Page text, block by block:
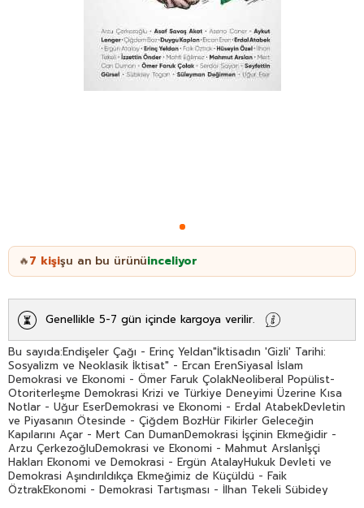
🔥7 kişişu an bu ürünüinceliyor
Genellikle 5-7 gün içinde kargoya verilir.
Bu sayıda:Endişeler Çağı - Erinç Yeldan"İktisadın 'Gizli' Tarihi:
Sosyalizm ve Neoklasik İktisat" - Ercan ErenSiyasal İslam
Demokrasi ve Ekonomi - Ömer Faruk ÇolakNeoliberal Popülist-
Otoriterleşme Demokrasi Krizi ve Türkiye Deneyimi Üzerine Kısa
Notlar - Uğur EserDemokrasi ve Ekonomi - Erdal AtabekDevletin
ve Piyasanın Ötesinde - Çiğdem BozHür Fikirler Geleceğin
Kapılarını Açar - Mert Can DumanDemokrasi İşçinin Ekmeğidir -
Arzu ÇerkezoğluDemokrasi ve Ekonomi - Mahmut Arslanİşçi
Hakları Ekonomi ve Demokrasi - Ergün AtalayHukuk Devleti ve
Demokrasi Aşındırıldıkça Ekmeğimiz de Küçüldü - Faik
ÖztrakEkonomi - Demokrasi Tartışması - İlhan Tekeli Sübidey